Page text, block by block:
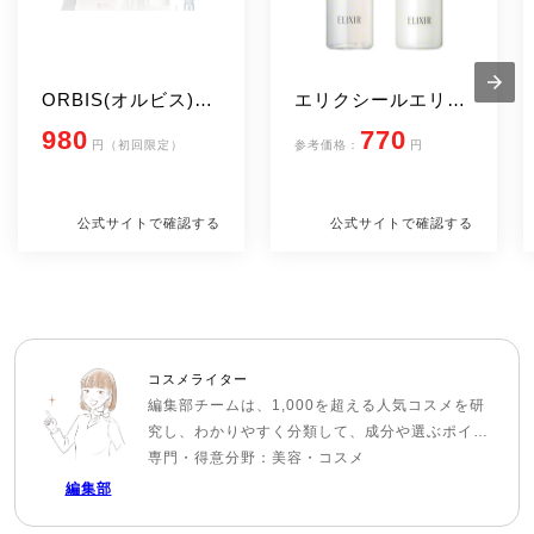
ORBIS(オルビス)オ
ルビスユートライア
980 円（初回限定）
公式サイトで確認する
エリクシールエリク
シール ルフレ バラ
参考価格： 770 円
公式サイトで確認する
編集部
コスメライター
編集部チームは、1,000を超える人気コスメを研
究し、わかりやすく分類して、成分や選ぶポイン
トをユーザが分かりやすく解説。新しい発見や、
専門・得意分野：美容・コスメ